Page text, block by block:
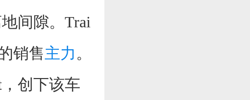
间隙。Trai
销售主力。
，创下该车